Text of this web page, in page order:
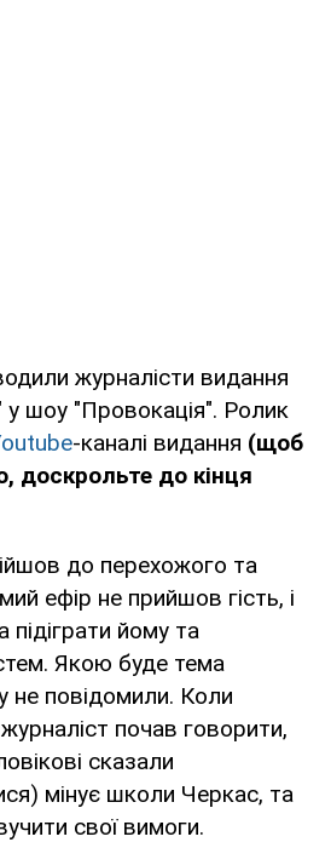
журналісти видання
шоу "Провокація". Ролик
-каналі видання (щоб
доскрольте до кінця
до перехожого та
ефір не прийшов гість, і
підіграти йому та
Якою буде тема
не повідомили. Коли
почав говорити,
сказали
мінує школи Черкас, та
свої вимоги.